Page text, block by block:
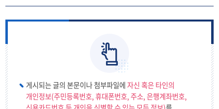
게시되는 글의 본문이나 첨부파일에자신 혹은 타인의
개인정보(주민등록번호, 휴대폰번호, 주소, 은행계좌번호,